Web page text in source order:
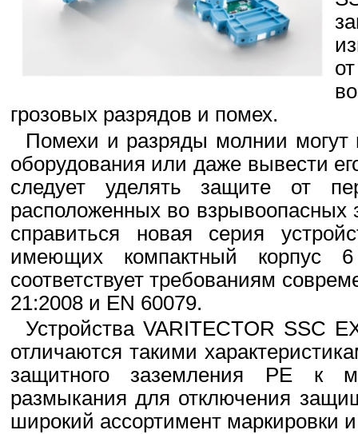
грозовых разрядов и помех.
Помехи и разряды молнии могут
оборудования или даже вывести
следует уделять защите от
расположенных во взрывоопасных
справиться новая серия
имеющих компактный корпус
соответствует требованиям
21:2008 и EN 60079.
Устройства VARITECTOR SSC
отличаются такими
защитного заземления PE к
размыкания для отключения
широкий ассортимент маркировки